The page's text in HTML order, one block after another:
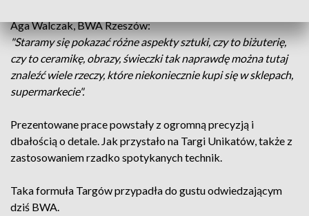
Aga Walczak, BWA Rzeszów:
"Staramy się pokazać różne aspekty sztuki, czy to biżuterię,
czy to ceramikę, obrazy, świeczki tak naprawdę można tutaj
znaleźć wiele rzeczy, które niekoniecznie kupi się w sklepach,
supermarkecie".
Prezentowane prace powstały z ogromną precyzją i
dbałością o detale. Jak przystało na Targi Unikatów, także z
zastosowaniem rzadko spotykanych technik.
Taka formuła Targów przypadła do gustu odwiedzającym
dziś BWA.